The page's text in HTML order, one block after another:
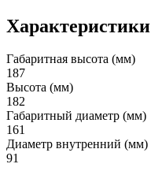
Характеристики
Габаритная высота (мм)
187
Высота (мм)
182
Габаритный диаметр (мм)
161
Диаметр внутренний (мм)
91